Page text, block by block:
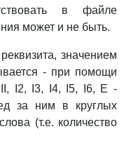
в файле
может и не быть.
значением
- при помощи
I2, I3, I4, I5, I6, Е -
за ним в круглых
(т.е. количество